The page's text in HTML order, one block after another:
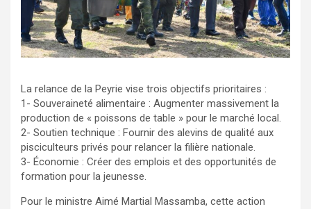
La relance de la Peyrie vise trois objectifs prioritaires :
1- Souveraineté alimentaire : Augmenter massivement la
production de « poissons de table » pour le marché local.
2- Soutien technique : Fournir des alevins de qualité aux
pisciculteurs privés pour relancer la filière nationale.
3- Économie : Créer des emplois et des opportunités de
formation pour la jeunesse.
Pour le ministre Aimé Martial Massamba, cette action